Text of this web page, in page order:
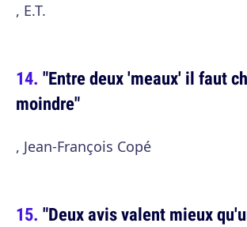
, E.T.
"Entre deux 'meaux' il faut
moindre"
, Jean-François Copé
"Deux avis valent mieux